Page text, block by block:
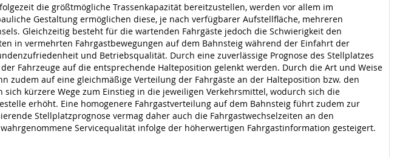
die größtmögliche Trassenkapazität bereitzustellen, werden vor allem im
Gestaltung ermöglichen diese, je nach verfügbarer Aufstellfläche, mehreren
Gleichzeitig besteht für die wartenden Fahrgäste jedoch die Schwierigkeit den
in vermehrten Fahrgastbewegungen auf dem Bahnsteig während der Einfahrt der
und Betriebsqualität. Durch eine zuverlässige Prognose des Stellplatzes
Fahrzeuge auf die entsprechende Halteposition gelenkt werden. Durch die Art und Weise
zudem auf eine gleichmäßige Verteilung der Fahrgäste an der Halteposition bzw. den
kürzere Wege zum Einstieg in die jeweiligen Verkehrsmittel, wodurch sich die
erhöht. Eine homogenere Fahrgastverteilung auf dem Bahnsteig führt zudem zur
Stellplatzprognose vermag daher auch die Fahrgastwechselzeiten an den
Servicequalität infolge der höherwertigen Fahrgastinformation gesteigert.